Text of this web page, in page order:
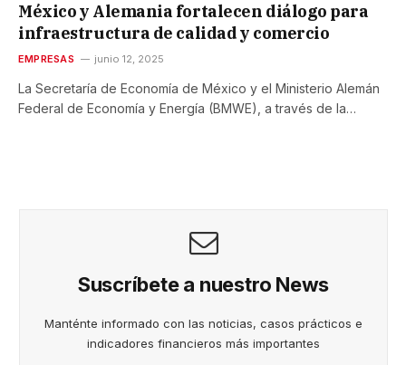
México y Alemania fortalecen diálogo para
infraestructura de calidad y comercio
EMPRESAS junio 12, 2025
La Secretaría de Economía de México y el Ministerio Alemán
Federal de Economía y Energía (BMWE), a través de la…
Suscríbete a nuestro News
Manténte informado con las noticias, casos prácticos e
indicadores financieros más importantes